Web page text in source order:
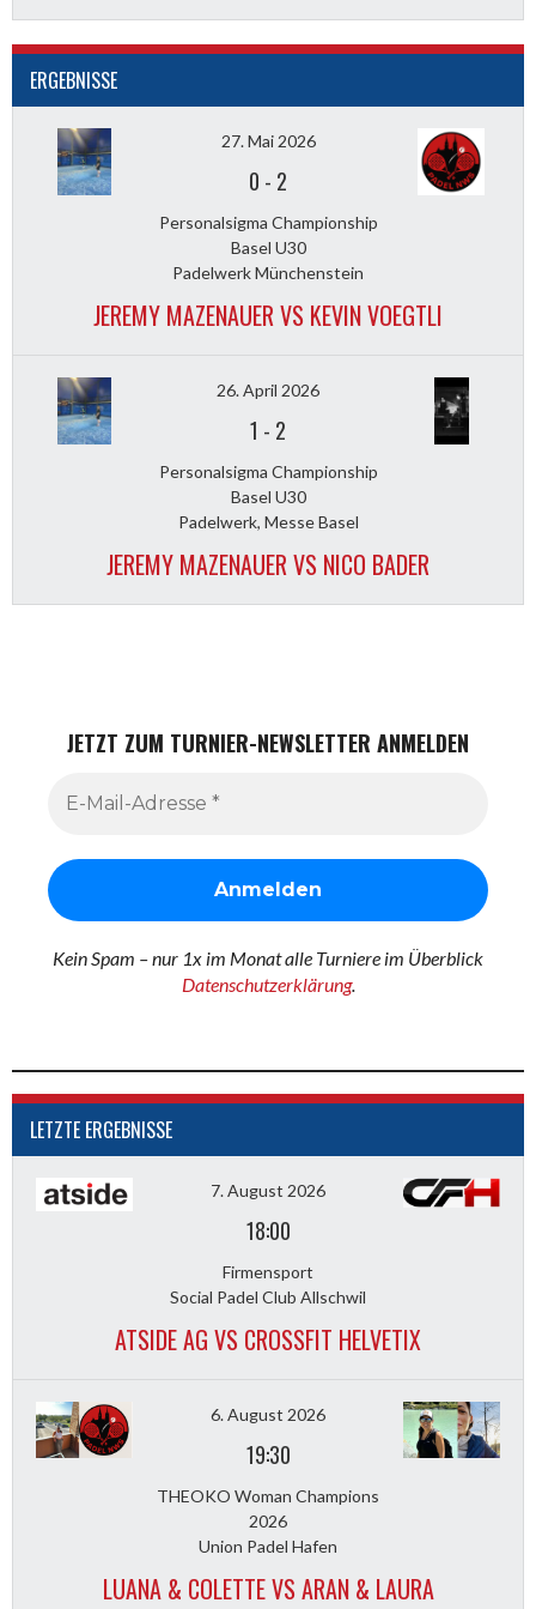
ERGEBNISSE
27. Mai 2026
0 - 2
Personalsigma Championship
Basel U30
Padelwerk Münchenstein
JEREMY MAZENAUER VS KEVIN VOEGTLI
26. April 2026
1 - 2
Personalsigma Championship
Basel U30
Padelwerk, Messe Basel
JEREMY MAZENAUER VS NICO BADER
JETZT ZUM TURNIER-NEWSLETTER ANMELDEN
Kein Spam – nur 1x im Monat alle Turniere im Überblick
Datenschutzerklärung.
LETZTE ERGEBNISSE
7. August 2026
18:00
Firmensport
Social Padel Club Allschwil
ATSIDE AG VS CROSSFIT HELVETIX
6. August 2026
19:30
THEOKO Woman Champions
2026
Union Padel Hafen
LUANA & COLETTE VS ARAN & LAURA